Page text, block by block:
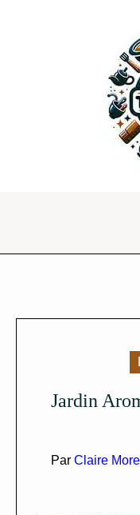
Jardin Aromatique sur Rebord de
Par Claire